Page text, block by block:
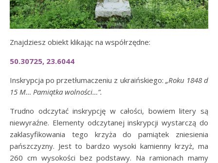
Znajdziesz obiekt klikając na współrzędne:
50.30725, 23.6044
Inskrypcja po przetłumaczeniu z ukraińskiego: „Roku 1848 d
15 M… Pamiątka wolności…”.
Trudno odczytać inskrypcję w całości, bowiem litery są
niewyraźne. Elementy odczytanej inskrypcji wystarczą do
zaklasyfikowania tego krzyża do pamiątek zniesienia
pańszczyzny. Jest to bardzo wysoki kamienny krzyż, ma
260 cm wysokości bez podstawy. Na ramionach mamy